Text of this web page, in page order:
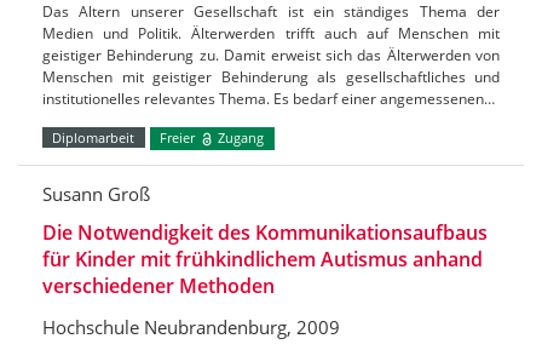
Das Altern unserer Gesellschaft ist ein ständiges Thema der
Medien und Politik. Älterwerden trifft auch auf Menschen mit
geistiger Behinderung zu. Damit erweist sich das Älterwerden von
Menschen mit geistiger Behinderung als gesellschaftliches und
institutionelles relevantes Thema. Es bedarf einer angemessenen…
Diplomarbeit Freier Zugang
Susann Groß
Die Notwendigkeit des Kommunikationsaufbaus
für Kinder mit frühkindlichem Autismus anhand
verschiedener Methoden
Hochschule Neubrandenburg, 2009